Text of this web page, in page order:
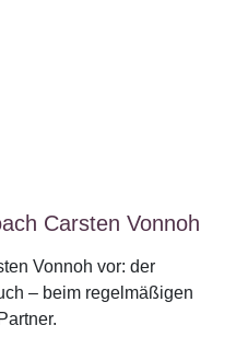
Carsten Vonnoh
Vonnoh vor: der
– beim regelmäßigen